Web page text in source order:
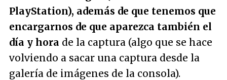
PlayStation), además de que tenemos que
encargarnos de que aparezca también el
día y hora de la captura (algo que se hace
volviendo a sacar una captura desde la
galería de imágenes de la consola).